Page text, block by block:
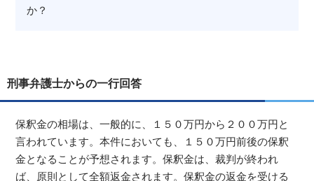
か？
刑事弁護士からの一行回答
保釈金の相場は、一般的に、１５０万円から２００万円と
言われています。本件においても、１５０万円前後の保釈
金となることが予想されます。保釈金は、裁判が終われ
ば、原則として全額返金されます。保釈金の返金を受ける